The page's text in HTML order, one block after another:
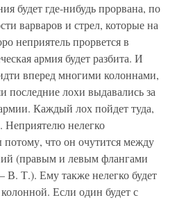
будет где-нибудь прорвана, по
варваров и стрел, которые на
неприятель прорвется в
армия будет разбита. И
вперед многими колоннами,
последние лохи выдавались за
Каждый лох пойдет туда,
Неприятелю нелегко
что он очутится между
(правым и левым флангами
В. Т.). Ему также нелегко будет
Если один будет с